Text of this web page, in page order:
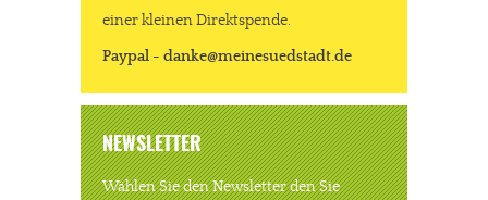
einer kleinen Direktspende.
Paypal - danke@meinesuedstadt.de
NEWSLETTER
Wählen Sie den Newsletter den Sie